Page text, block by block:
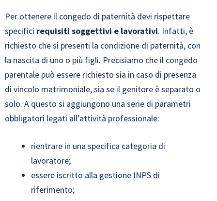
Per ottenere il congedo di paternità devi rispettare
specifici requisiti soggettivi e lavorativi. Infatti, è
richiesto che si presenti la condizione di paternità, con
la nascita di uno o più figli. Precisiamo che il congedo
parentale può essere richiesto sia in caso di presenza
di vincolo matrimoniale, sia se il genitore è separato o
solo. A questo si aggiungono una serie di parametri
obbligatori legati all’attività professionale:
rientrare in una specifica categoria di
lavoratore;
essere iscritto alla gestione INPS di
riferimento;